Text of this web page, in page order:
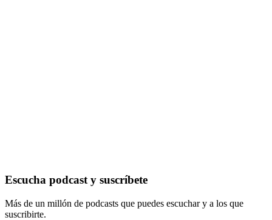
Escucha podcast y suscríbete
Más de un millón de podcasts que puedes escuchar y a los que
suscribirte.